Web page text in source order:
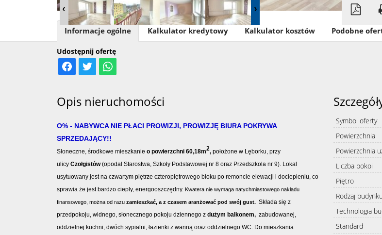
Udostępnij ofertę
Informacje ogólne Kalkulator kredytowy Kalkulator kosztów Podobne
Opis nieruchomości
O% - NABYWCA NIE PŁACI PROWIZJI, PROWIZJĘ BIURA POKRYWA
SPRZEDAJĄCY!!
Słoneczne, środkowe mieszkanie o powierzchni 60,18m2, położone w Lęborku, przy
ulicy Czołgistów(opodal Starostwa, Szkoły Podstawowej nr 8 oraz Przedszkola nr 9). Lokal
usytuowany jest na czwartym piętrze czteropiętrowego bloku po remoncie elewacji i dociepleniu, co
sprawia że jest bardzo ciepły, energooszczędny. Kwatera nie wymaga natychmiastowego nakładu
finansowego, można od razu zamieszkać, a z czasem aranżować pod swój gust. Składa się z
przedpokoju, widnego, słonecznego pokoju dziennego z dużym balkonem, zabudowanej,
oddzielnej kuchni, dwóch sypialni, łazienki z wanną oraz oddzielnego WC. Do mieszkania
Symbol oferty
Powierzchnia
Powierzchnia
Liczba pokoi
Piętro
Rodzaj budynku
Technologia
Standard